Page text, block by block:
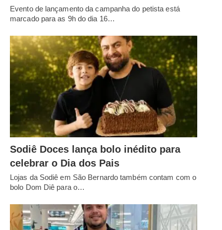
Evento de lançamento da campanha do petista está
marcado para as 9h do dia 16…
Sodiê Doces lança bolo inédito para
celebrar o Dia dos Pais
Lojas da Sodiê em São Bernardo também contam com o
bolo Dom Diê para o…